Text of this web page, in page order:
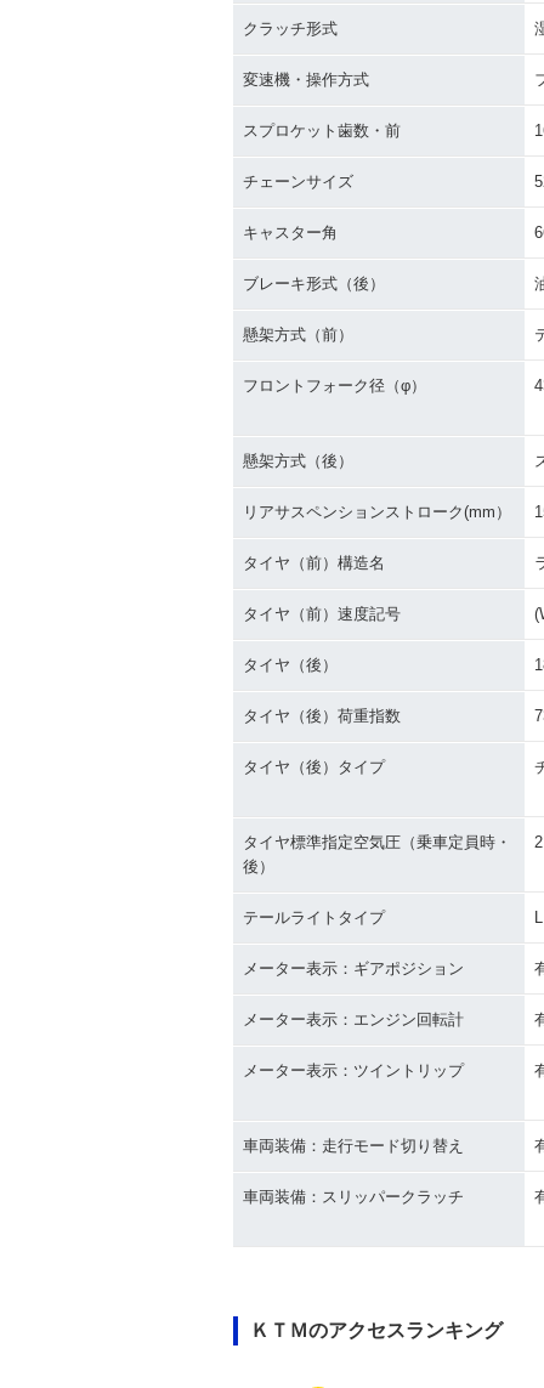
クラッチ形式
変速機・操作方式
スプロケット歯数・前
チェーンサイズ
キャスター角
ブレーキ形式（後）
懸架方式（前）
フロントフォーク径（φ）
懸架方式（後）
リアサスペンションストローク(mm）
タイヤ（前）構造名
タイヤ（前）速度記号
タイヤ（後）
タイヤ（後）荷重指数
タイヤ（後）タイプ
タイヤ標準指定空気圧（乗車定員時・
後）
テールライトタイプ
メーター表示：ギアポジション
メーター表示：エンジン回転計
メーター表示：ツイントリップ
車両装備：走行モード切り替え
車両装備：スリッパークラッチ
ＫＴＭのアクセスランキング